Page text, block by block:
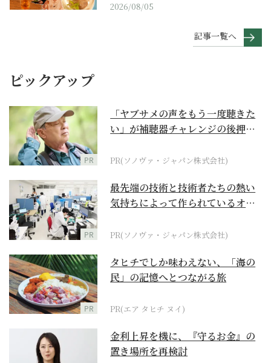
2026/08/05
記事一覧へ
ピックアップ
PR
「ヤブサメの声をもう一度聴きた
い」が補聴器チャレンジの後押し
PR(ソノヴァ・ジャパン株式会社)
PR
最先端の技術と技術者たちの熱い
気持ちによって作られているオー
PR(ソノヴァ・ジャパン株式会社)
PR
タヒチでしか味わえない、「海の
民」の記憶へとつながる旅
PR(エア タヒチ ヌイ)
金利上昇を機に、『守るお金』の
置き場所を再検討